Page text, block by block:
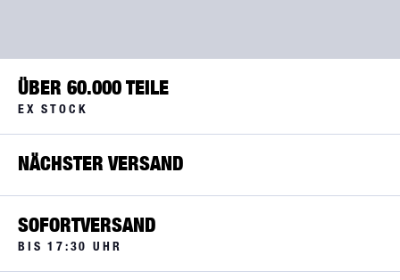
ÜBER 60.000 TEILE
EX STOCK
NÄCHSTER VERSAND
SOFORTVERSAND
BIS 17:30 UHR